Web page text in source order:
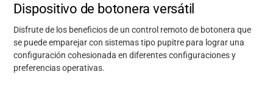
Dispositivo de botonera versátil
Disfrute de los beneficios de un control remotode botonera que
se puede emparejar consistemas tipo pupitre para lograr una
configuración cohesionada en diferentes configuraciones y
preferencias operativas.